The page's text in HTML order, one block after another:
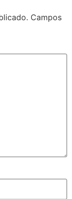
Campos